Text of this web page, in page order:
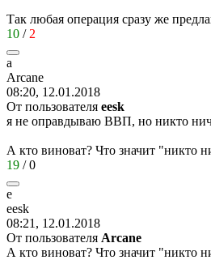
Так любая операция сразу же
10 / 2
a
Arcane
08:20, 12.01.2018
От пользователя eesk
я не оправдываю ВВП, но никто
А кто виноват? Что значит "никто
19 /0
e
eesk
08:21, 12.01.2018
От пользователя Arcane
А кто виноват? Что значит "никто